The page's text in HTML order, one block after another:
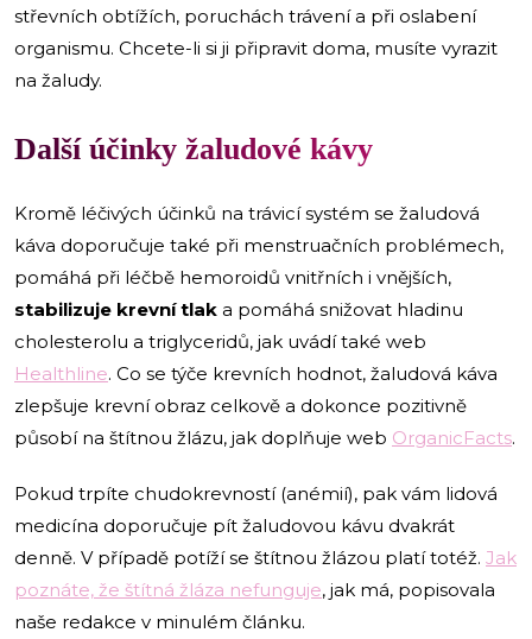
střevních obtížích, poruchách trávení a při oslabení
organismu. Chcete-li si ji připravit doma, musíte vyrazit
na žaludy.
Další účinky žaludové kávy
Kromě léčivých účinků na trávicí systém se žaludová
káva doporučuje také při menstruačních problémech,
pomáhá při léčbě hemoroidů vnitřních i vnějších,
stabilizuje krevní tlak a pomáhá snižovat hladinu
cholesterolu a triglyceridů, jak uvádí také web
Healthline. Co se týče krevních hodnot, žaludová káva
zlepšuje krevní obraz celkově a dokonce pozitivně
působí na štítnou žlázu, jak doplňuje web OrganicFacts.
Pokud trpíte chudokrevností (anémií), pak vám lidová
medicína doporučuje pít žaludovou kávu dvakrát
denně. V případě potíží se štítnou žlázou platí totéž. Jak
poznáte, že štítná žláza nefunguje, jak má, popisovala
naše redakce v minulém článku.